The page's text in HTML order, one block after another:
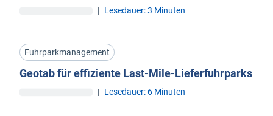
| Lesedauer: 3 Minuten
Fuhrparkmanagement
Geotab für effiziente Last-Mile-Lieferfuhrparks
| Lesedauer: 6 Minuten